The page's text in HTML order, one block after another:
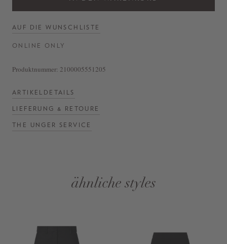
AUF DIE WUNSCHLISTE
ONLINE ONLY
Produktnummer: 2100005551205
ARTIKELDETAILS
LIEFERUNG & RETOURE
THE UNGER SERVICE
ähnliche styles